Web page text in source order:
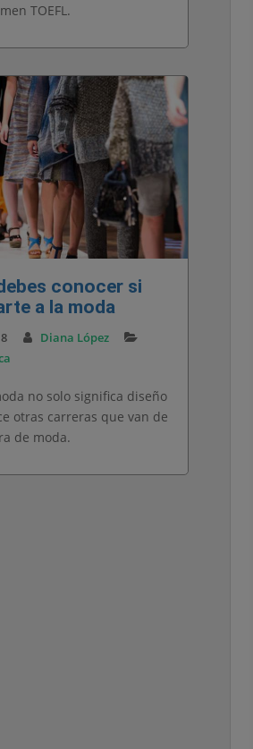
TOEFL.
conocer si
a la moda
Diana López
no solo significa diseño
otras carreras que van de
de moda.